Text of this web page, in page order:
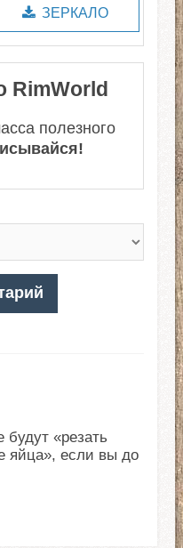
ЗЕРКАЛО
RimWorld
полезного
будут «резать
яйца», если вы до